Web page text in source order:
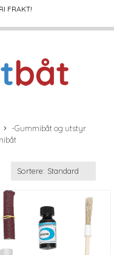
FRAKT!
-Gummibåt og utstyr